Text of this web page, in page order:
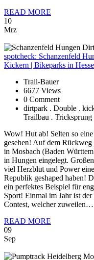
READ MORE
10
Mrz
spotcheck: Schanzenfeld
Kickern | Bikeparks in
Trail-Bauer
6677 Views
0 Comment
dirtpark . Double .
Trailbau . Tricksprung
Wow! Hut ab! Selten so
gesehen! Auf dem
in Mosbach (Baden
in Hungen eingelegt.
viel Herzblut und Power
Republik geshaped haben!
ein perfektes Beispiel für
Sport! Einmal im Jahr ist
Contest, welcher zuweilen…
READ MORE
09
Sep